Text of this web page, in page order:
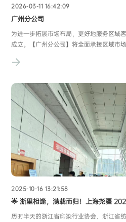
2026-03-11 16:42:09
广州分公司
为进一步拓展市场布局，更好地服务区域
成立。【广州分公司】将全面承接区域市
户提供更加高效、便捷、本地化的支持与
2025-10-16 13:21:58
🌟 浙里相逢，满载而归！上海尧疆
历时半天的浙江省印染行业协会、浙江省